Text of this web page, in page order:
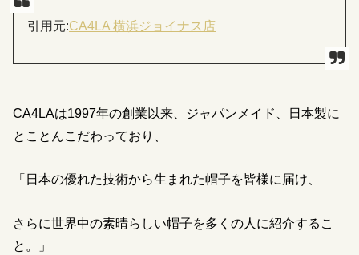
引用元:CA4LA 横浜ジョイナス店
CA4LAは1997年の創業以来、ジャパンメイド、日本製に
とことんこだわっており、
「日本の優れた技術から生まれた帽子を皆様に届け、
さらに世界中の素晴らしい帽子を多くの人に紹介するこ
と。」